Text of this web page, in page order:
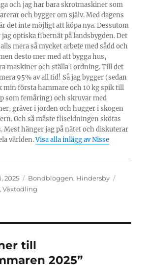
och jag har bara skrotmaskiner som
och bygger om själv. Med dagens
det inte möjligt att köpa nya. Dessutom
jag optiska fibernät på landsbygden. Det
mera så mycket arbete med sådd och
desto mer med att bygga hus,
maskiner och ställa i ordning. Till det
95% av all tid! Så jag bygger (sedan
min första hammare och 10 kg spik till
som femåring) och skruvar med
gräver i jorden och hugger i skogen
Och så måste fliseldningen skötas
Mest hänger jag på nätet och diskuterar
världen.Visa alla inlägg av Nisse
2025 Kategorier
Bondbloggen, Hindersby
,Växtodling
till
2025”